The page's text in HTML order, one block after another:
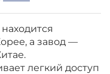
а завод —
легкий доступ